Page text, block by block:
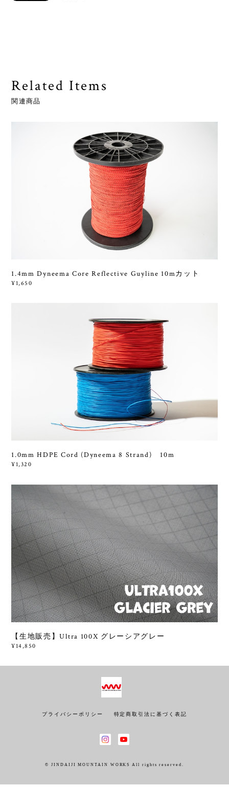
Related Items
関連商品
1.4mm Dyneema Core Reflective Guyline 10mカット
¥1,650
1.0mm HDPE Cord (Dyneema 8 Strand) 10m
¥1,320
【生地販売】Ultra 100X グレーシアグレー
¥14,850
プライバシーポリシー 特定商取引法に基づく表記
© JINDAIJI MOUNTAIN WORKS All rights reserved.